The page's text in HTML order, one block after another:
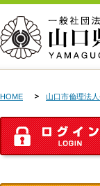
HOME 山口市倫理法